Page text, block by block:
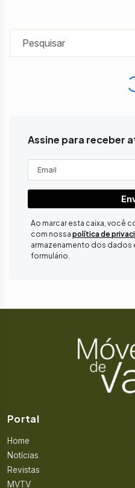
Assine para receber
Ao marcar esta caixa, você
com nossa política de
armazenamento dos dados
formulário.
Portal
Home
Notícias
Revistas
MVTV